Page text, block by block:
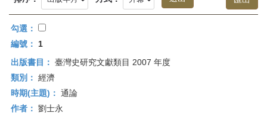
臺
灣
史
研
勾選：
編號：
1
出版書目： 臺灣史研究文獻類目 2007 年度
類別： 經濟
時期(主題)： 通論
作者： 劉士永